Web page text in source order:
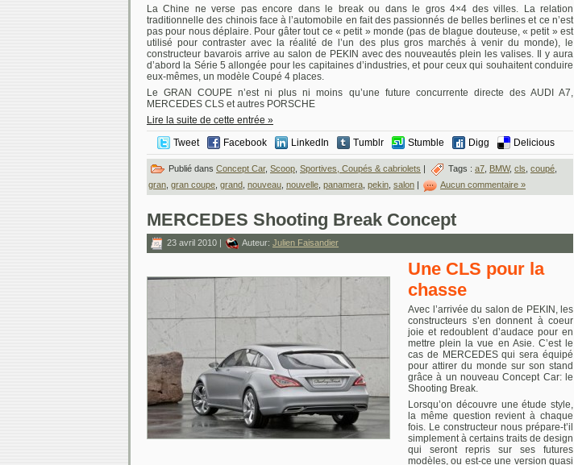
La Chine ne verse pas encore dans le break ou dans le gros 4×4 des villes. La relation
traditionnelle des chinois face à l’automobile en fait des passionnés de belles berlines et ce n’est
pas pour nous déplaire. Pour gâter tout ce « petit » monde (pas de blague douteuse, « petit » est
utilisé pour contraster avec la réalité de l’un des plus gros marchés à venir du monde), le
constructeur bavarois arrive au salon de PEKIN avec des nouveautés plein les valises. Il y aura
d’abord la Série 5 allongée pour les capitaines d’industries, et pour ceux qui souhaitent conduire
eux-mêmes, un modèle Coupé 4 places.
Le GRAN COUPE n’est ni plus ni moins qu’une future concurrente directe des AUDI A7,
MERCEDES CLS et autres PORSCHE
Lire la suite de cette entrée »
Tweet
Facebook LinkedIn Tumblr Stumble Digg Delicious
Publié dans Concept Car, Scoop Sportives, Coupés & cabriolets | Tags : a7 BMW, cls coupé
gran, gran coupe, grand, nouveau, nouvelle, panamera, pekin, salon Aucun commentaire »
MERCEDES Shooting Break Concept
23 avril 2010 | Auteur: Julien Faisandier
Une CLS pour la
chasse
Avec l’arrivée du salon de PEKIN, les
constructeurs s’en donnent à coeur
joie et redoublent d’audace pour en
mettre plein la vue en Asie. C’est le
cas de MERCEDES qui sera équipé
pour attirer du monde sur son stand
grâce à un nouveau Concept Car: le
Shooting Break.
Lorsqu’on découvre une étude style,
la même question revient à chaque
fois. Le constructeur nous prépare-t’il
simplement à certains traits de design
qui seront repris sur ses futures
modèles, ou est-ce une version quasi